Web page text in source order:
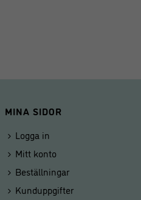
MINA SIDOR
Logga in
Mitt konto
Beställningar
Kunduppgifter